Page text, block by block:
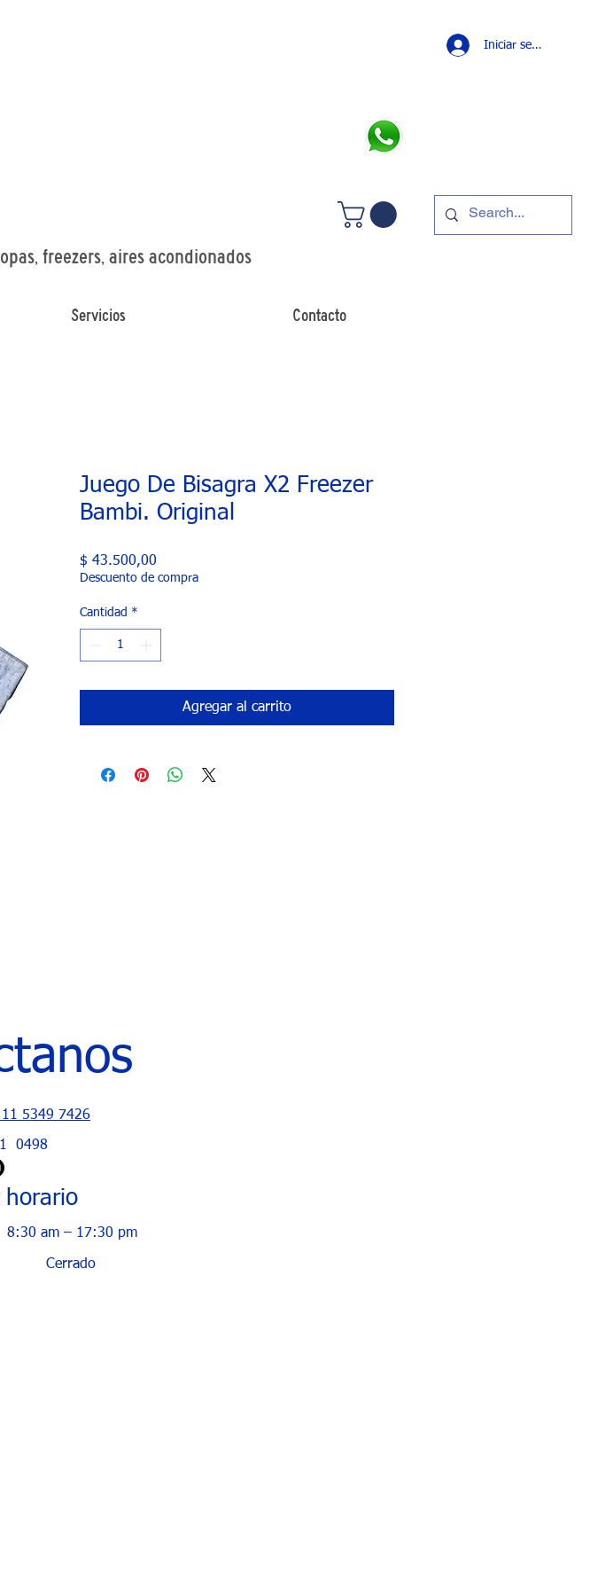
Iniciar sesión
freezers, aires acondionados
Servicios Contacto
Juego De Bisagra X2 Freezer
Bambi. Original
$ 43.500,00
Descuento de compra
Cantidad *
Agregar al carrito
5349 7426
0498
horario
8:30 am – 17:30 pm
Cerrado